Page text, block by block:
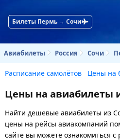
Билеты Пермь → Сочи
Авиабилеты Россия Сочи
Расписание самолётов Цены на
Цены на авиабилеты
Найти дешевые авиабилеты из
цены на рейсы авиакомпаний
сайте вы можете ознакомиться